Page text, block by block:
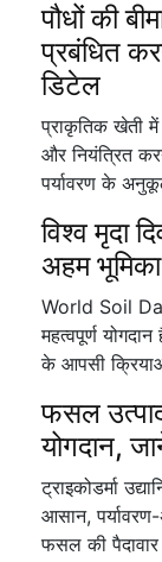
पौधों की
प्रबंधित
डिटेल
प्राकृतिक खेती में
और नियंत्रित
पर्यावरण के
विश्व मृदा
अहम भूमिका
World Soil
महत्वपूर्ण
के आपसी
फसल
योगदान,
ट्राइकोडर्मा
आसान,
फसल की